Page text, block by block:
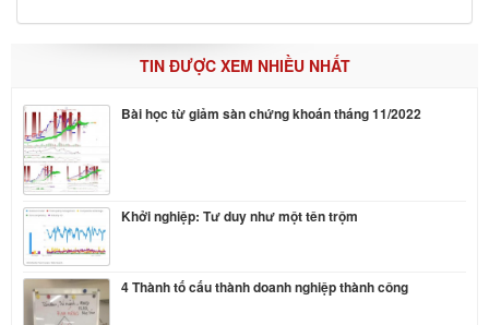
TIN ĐƯỢC XEM NHIỀU NHẤT
Bài học từ giảm sàn chứng khoán tháng 11/2022
Khởi nghiệp: Tư duy như một tên trộm
4 Thành tố cấu thành doanh nghiệp thành công